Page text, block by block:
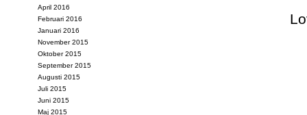
April 2016
Februari 2016
Januari 2016
November 2015
Oktober 2015
September 2015
Augusti 2015
Juli 2015
Juni 2015
Maj 2015